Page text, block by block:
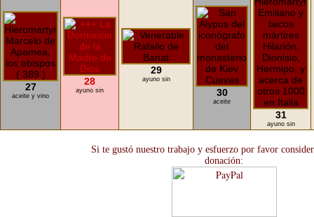
27
aceite y vino
28
ayuno sin
29
ayuno sin
30
aceite
31
ayuno sin
Si te gustó nuestro trabajo y esfuerzo por favor
donación: